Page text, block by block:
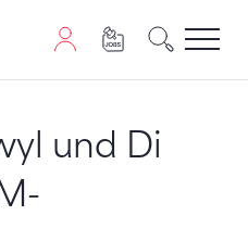
wird JavaScript benötigt.
und Di